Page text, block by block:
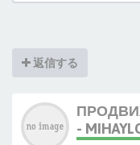
返信する
-